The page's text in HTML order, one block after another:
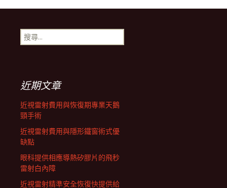
導
航
列
搜
尋
近期文章
近視雷射費用與恢復期專業天鵝
頸手術
近視雷射費用與隱形鐵窗術式優
缺點
眼科提供相應導熱矽膠片的飛秒
雷射白內障
近視雷射精準安全恢復快提供給